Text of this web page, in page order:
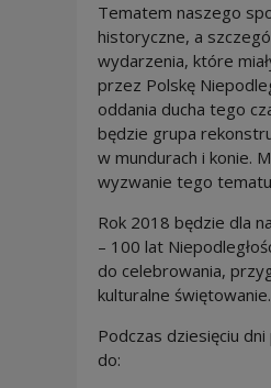
Tematem naszego
historyczne, a
wydarzenia, które
przez Polskę
oddania ducha tego
będzie grupa
w mundurach i konie.
wyzwanie tego
Rok 2018 będzie dla
– 100 lat
do celebrowania,
kulturalne świętowanie.
Podczas dziesięciu
do: